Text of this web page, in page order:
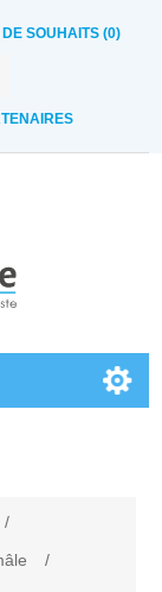
DE SOUHAITS (0)
/
/